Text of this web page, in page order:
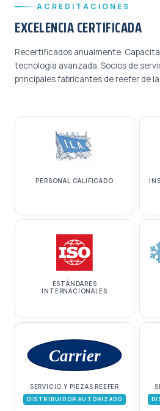
ACREDITACIONES
EXCELENCIA CERTIFICADA
Recertificados anualmente.
tecnología avanzada. Socios de
principales fabricantes de reefer de
PERSONAL CALIFICADO
ESTÁNDARES
INTERNACIONALES
Carrier
SERVICIO Y PIEZAS REEFER
DISTRIBUIDOR AUTORIZADO